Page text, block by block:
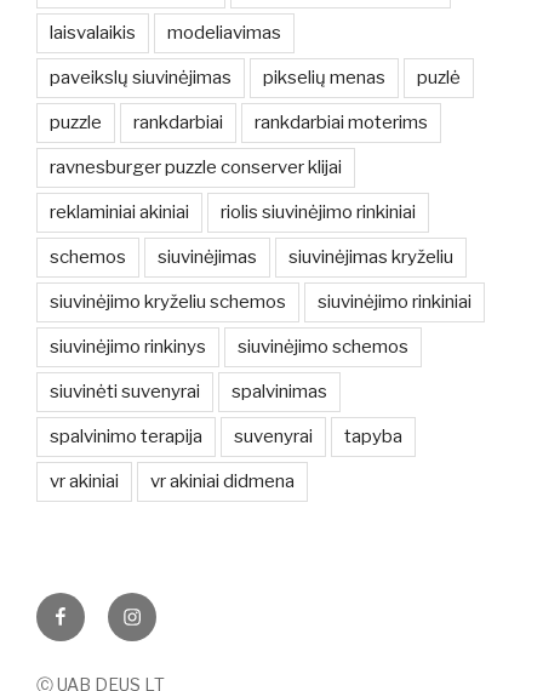
laisvalaikis modeliavimas
paveikslų siuvinėjimas pikselių menas puzlė
puzzle rankdarbiai rankdarbiai moterims
ravnesburger puzzle conserver klijai
reklaminiai akiniai riolis siuvinėjimo rinkiniai
schemos siuvinėjimas siuvinėjimas kryželiu
siuvinėjimo kryželiu schemos siuvinėjimo rinkiniai
siuvinėjimo rinkinys siuvinėjimo schemos
siuvinėti suvenyrai spalvinimas
spalvinimo terapija suvenyrai tapyba
vr akiniai vr akiniai didmena
FacebookInstagram
Ⓒ UAB DEUS LT